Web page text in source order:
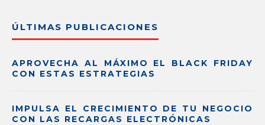
ÚLTIMAS PUBLICACIONES
APROVECHA AL MÁXIMO EL BLACK FRIDAY
CON ESTAS ESTRATEGIAS
IMPULSA EL CRECIMIENTO DE TU NEGOCIO
CON LAS RECARGAS ELECTRÓNICAS